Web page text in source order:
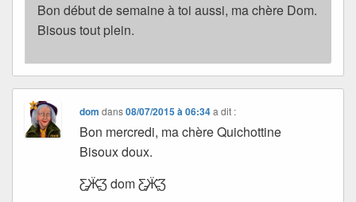
Bon début de semaine à toi aussi, ma chère Dom.
Bisous tout plein.
dom dans08/07/2015 à 06:34 a dit :
Bon mercredi, ma chère Quichottine
Bisoux doux.
Ƹ̵̡Ӝ̵̨̄Ʒ dom Ƹ̵̡Ӝ̵̨̄Ʒ